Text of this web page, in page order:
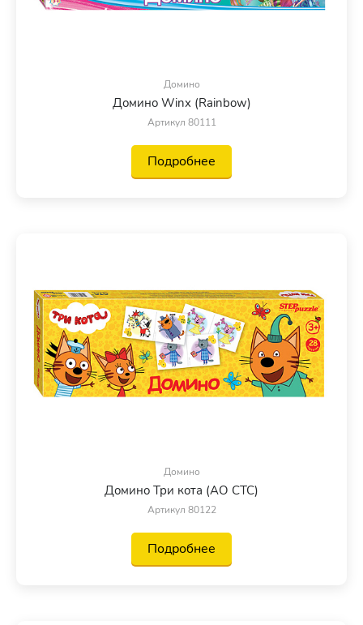
Домино
Домино Winx (Rainbow)
Артикул 80111
Подробнее
Домино
Домино Три кота (АО СТС)
Артикул 80122
Подробнее